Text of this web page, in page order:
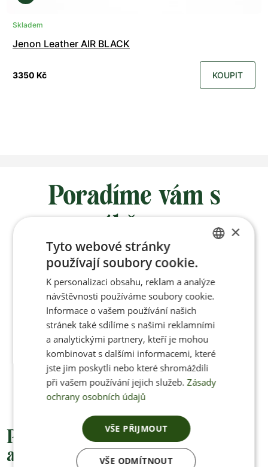
Skladem
Jenon Leather AIR BLACK
3350 Kč KOUPIT
Poradíme vám s
výběrem
Po-Pá 8:00 – 17:00
Jan Pančocha
+420 770 669 100
info@jenonleather.cz
Přednostní informace o soutěžích,
akcích a novinkách
ENGLISH
×
Tyto webové stránky
používají soubory cookie.
K personalizaci obsahu, reklam a analýze
návštěvnosti používáme soubory cookie.
Informace o vašem používání našich
stránek také sdílíme s našimi reklamními
a analytickými partnery, kteří je mohou
kombinovat s dalšími informacemi, které
jste jim poskytli nebo které shromáždili
při vašem používání jejich služeb. Zásady
ochrany osobních údajů
VŠE PŘIJMOUT
VŠE ODMÍTNOUT